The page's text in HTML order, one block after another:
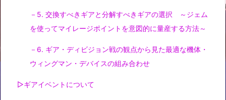
－5. 交換すべきギアと分解すべきギアの選択 ～ジェム
を使ってマイレージポイントを意図的に量産する方法～
－6. ギア・ディビジョン戦の観点から見た最適な機体・
ウィングマン・デバイスの組み合わせ
▷ギアイベントについて